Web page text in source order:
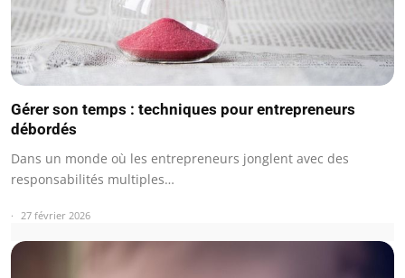
Gérer son temps : techniques pour entrepreneurs
débordés
Dans un monde où les entrepreneurs jonglent avec des
responsabilités multiples…
27 février 2026